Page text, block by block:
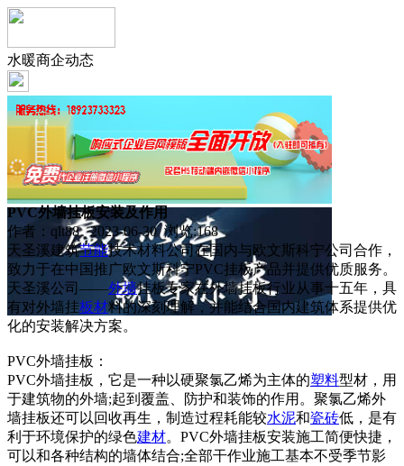
水暖商企动态
PVC外墙挂板安装及作用
作者：qlt88 2023-06-30 浏览:168
天圣溪建筑节能技术材料公司在国内与欧文斯科宁公司合作，
致力于在中国推广欧文斯科宁PVC挂板产品并提供优质服务。
天圣溪公司——外墙挂板专家在外墙挂板行业从事十五年，具
有对外墙挂板材料的深刻理解，并能结合国内建筑体系提供优
化的安装解决方案。
PVC外墙挂板：
PVC外墙挂板，它是一种以硬聚氯乙烯为主体的塑料型材，用
于建筑物的外墙;起到覆盖、防护和装饰的作用。聚氯乙烯外
墙挂板还可以回收再生，制造过程耗能较水泥和瓷砖低，是有
利于环境保护的绿色建材。PVC外墙挂板安装施工简便快捷，
可以和各种结构的墙体结合;全部干作业施工基本不受季节影